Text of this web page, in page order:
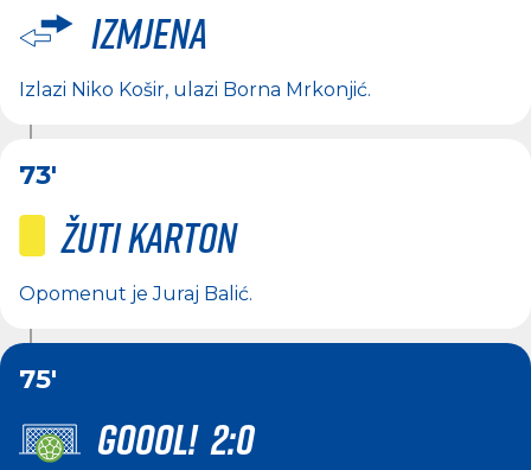
Izmjena
Izlazi Niko Košir, ulazi Borna Mrkonjić.
73'
Žuti karton
Opomenut jeJuraj Balić.
75'
GOOOL! 2:0